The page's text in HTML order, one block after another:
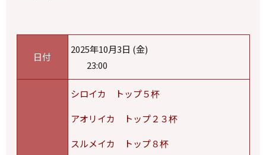
日付
2025年10月3日 (金)
23:00
シロイカ トップ５杯
アオリイカ トップ２３杯
スルメイカ トップ８杯